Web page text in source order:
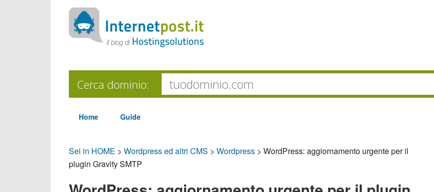
Cerca dominio:
Home Guide
Sei in HOME > Wordpress ed altri CMS > Wordpress > WordPress: aggiornamento urgente per il
plugin Gravity SMTP